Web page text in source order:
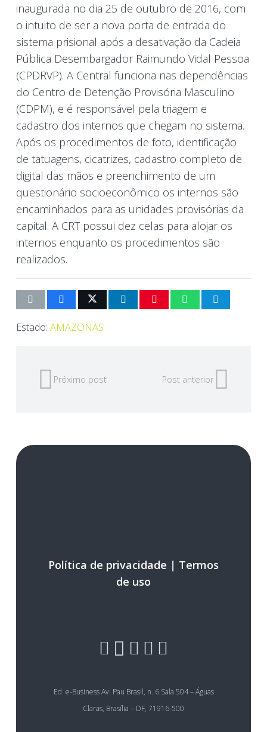
inaugurada no dia 25 de outubro de 2016, com
o intuito de ser a nova porta de entrada do
sistema prisional após a desativação da Cadeia
Pública Desembargador Raimundo Vidal Pessoa
(CPDRVP). A Central funciona nas dependências
do Centro de Detenção Provisória Masculino
(CDPM), e é responsável pela triagem e
cadastro dos internos que chegam no sistema.
Após os procedimentos de foto, identificação
de tatuagens, cicatrizes, cadastro completo de
digital das mãos e preenchimento de um
questionário socioeconômico os internos são
encaminhados para as unidades provisórias da
capital. A CRT possui dez celas para alojar os
internos enquanto os procedimentos são
realizados.
Estado: AMAZONAS
Próximo post Post anterior
Política de privacidade | Termos
de uso
Ed. e-Business Av. Pau Brasil, n. 6 Sala 504 – Águas
Claras, Brasília – DF, 71916-500